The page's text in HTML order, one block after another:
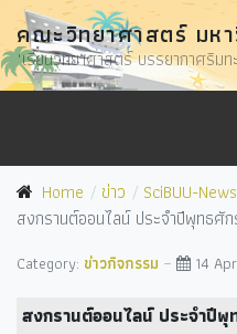
คณะวิทยาศาสตร์ มห
"เรียนวิทยาศาสตร์ บรรยากาศริมท
Home ข่าว SciBUU-News
สงกรานต์ออนไลน์ ประจำปีพุทธศั
Category: ข่าวกิจกรรม 14
สงกรานต์ออนไลน์ ประจำปี